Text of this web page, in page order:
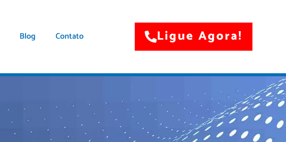
Blog Contato Ligue Agora!